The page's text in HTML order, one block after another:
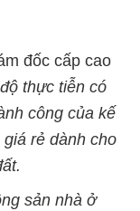
đốc cấp cao
thực tiễn có
công của kế
rẻ dành cho
sản nhà ở